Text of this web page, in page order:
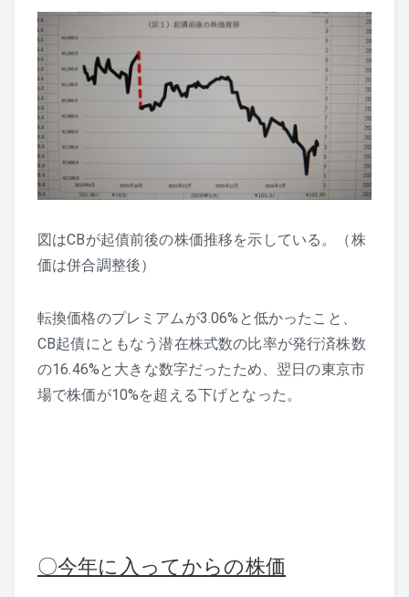
図はCBが起債前後の株価推移を示している。（株
価は併合調整後）
転換価格のプレミアムが3.06%と低かったこと、
CB起債にともなう潜在株式数の比率が発行済株数
の16.46%と大きな数字だったため、翌日の東京市
場で株価が10%を超える下げとなった。
〇今年に入ってからの株価